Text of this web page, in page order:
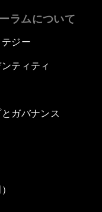
ラムについて
ジー
ティティ
ガバナンス